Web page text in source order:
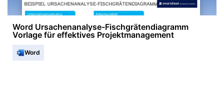
Word Ursachenanalyse-Fischgrätendiagramm
Vorlage für effektives Projektmanagement
Word